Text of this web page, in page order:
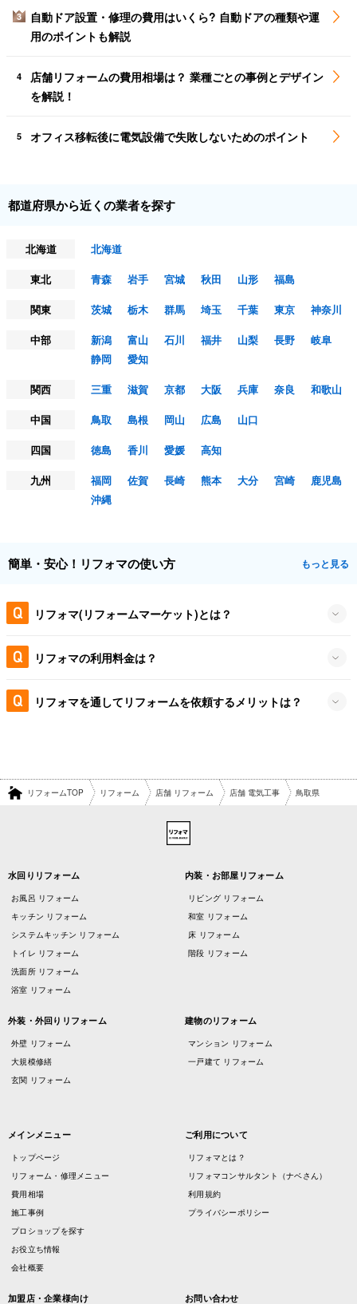
3
自動ドア設置・修理の費用はいくら? 自動ドアの種類や運
用のポイントも解説
4
店舗リフォームの費用相場は？ 業種ごとの事例とデザイン
を解説！
5 オフィス移転後に電気設備で失敗しないためのポイント
都道府県から近くの業者を探す
北海道
北海道
東北
青森 岩手 宮城 秋田 山形
福島
関東
茨城 栃木 群馬 埼玉 千葉 東京
神奈川
中部
新潟 富山 石川 福井 山梨 長野
岐阜
静岡
愛知
関西
三重 滋賀 京都 大阪 兵庫 奈良
和歌山
中国
鳥取 島根 岡山 広島
山口
四国
徳島 香川 愛媛
高知
九州
福岡 佐賀 長崎 熊本 大分 宮崎
鹿児島
沖縄
簡単・安心！リフォマの使い方 もっと見る
リフォマ(リフォームマーケット)とは？
リフォマの利用料金は？
リフォマを通してリフォームを依頼するメリットは？
リフォームTOP リフォーム 店舗 リフォーム 店舗 電気工事 鳥取県
水回りリフォーム
お風呂 リフォーム
キッチン リフォーム
システムキッチン リフォーム
トイレ リフォーム
洗面所 リフォーム
浴室 リフォーム
内装・お部屋リフォーム
リビング リフォーム
和室 リフォーム
床 リフォーム
階段 リフォーム
外装・外回りリフォーム
外壁 リフォーム
大規模修繕
玄関 リフォーム
建物のリフォーム
マンション リフォーム
一戸建て リフォーム
メインメニュー
トップページ
リフォーム・修理メニュー
費用相場
施工事例
プロショップを探す
お役立ち情報
会社概要
ご利用について
リフォマとは？
リフォマコンサルタント（ナベさん）
利用規約
プライバシーポリシー
加盟店・企業様向け お問い合わせ